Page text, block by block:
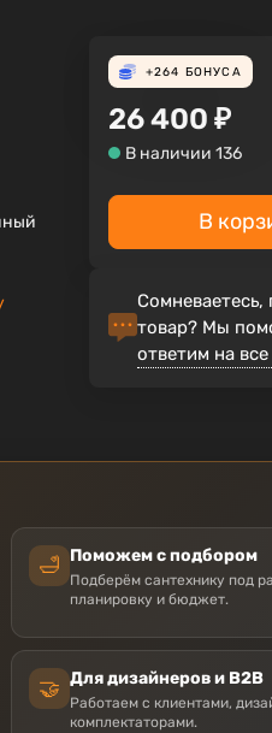
+264 БОНУСА
26 400 ₽
В наличии 136
В
Сомневаетесь,
товар? Мы
ответим на
🛁 Поможем с подбором
Подберём сантехнику под
планировку и бюджет.
🤝 Для дизайнеров и B2B
Работаем с клиентами,
комплектаторами.